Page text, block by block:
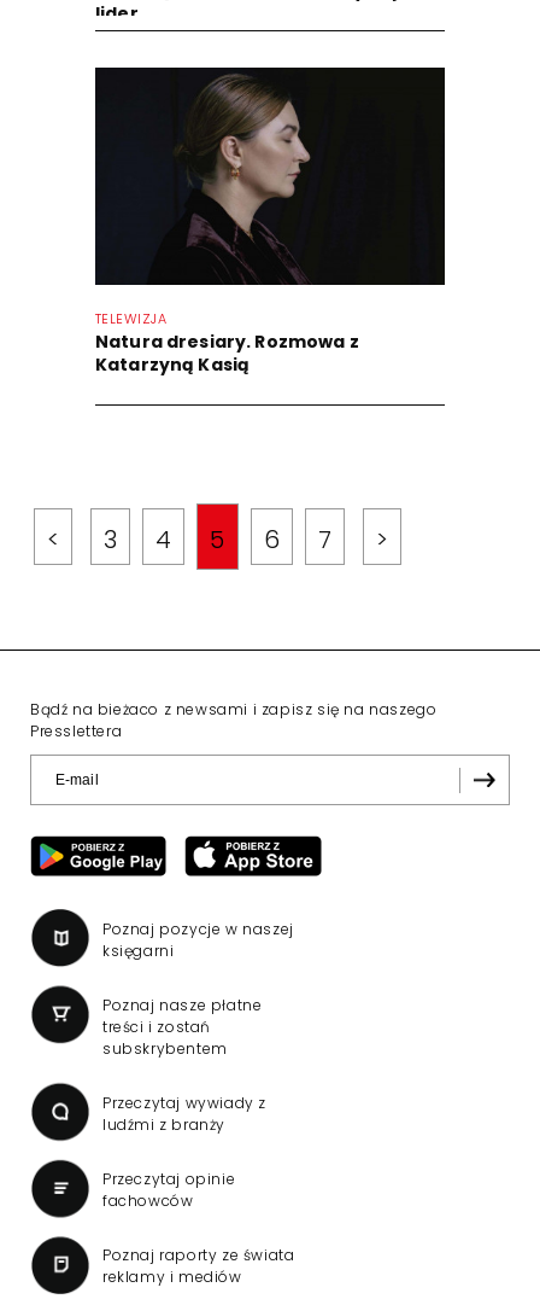
lider...
TELEWIZJA
Natura dresiary. Rozmowa z
Katarzyną Kasią
< 3 4 5 6 7 >
Bądź na bieżaco z newsami i zapisz się na naszego
Presslettera
Poznaj pozycje w naszej
księgarni
Poznaj nasze płatne
treści i zostań
subskrybentem
Przeczytaj wywiady z
ludźmi z branży
Przeczytaj opinie
fachowców
Poznaj raporty ze świata
reklamy i mediów